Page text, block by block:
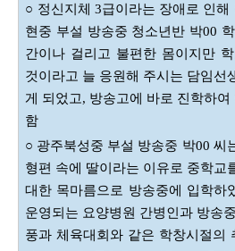
○ 정신지체 3급이라는 장애로 인
현중 부설 방송중 청소년반 박00
간이나 걸리고 불편한 몸이지만
것이라고 늘 응원해 주시는 담임선
게 되었고, 방송고에 바로 진학하
함
○ 광주북성중 부설 방송중 박00 씨
형편 속에 딸이라는 이유로 중학교
대한 목마름으로 방송중에 입학하
운영되는 요양병원 간병인과 방송
풍과 체육대회와 같은 학창시 절의